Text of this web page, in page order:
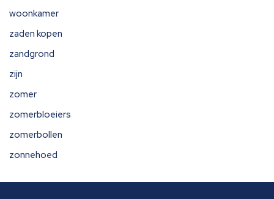
woonkamer
zaden kopen
zandgrond
zijn
zomer
zomerbloeiers
zomerbollen
zonnehoed